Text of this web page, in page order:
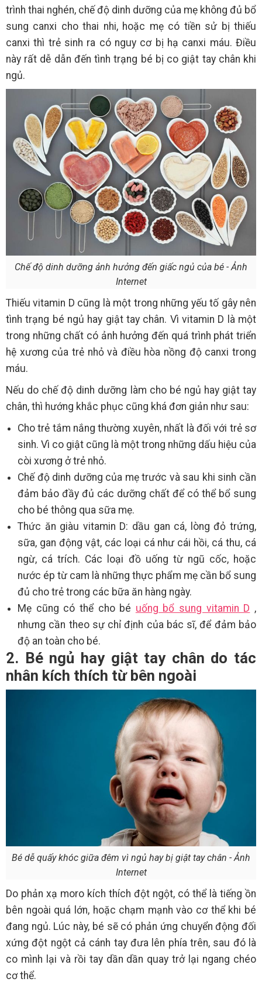
trình thai nghén, chế độ dinh dưỡng của mẹ không đủ bổ
sung canxi cho thai nhi, hoặc mẹ có tiền sử bị thiếu
canxi thì trẻ sinh ra có nguy cơ bị hạ canxi máu. Điều
này rất dễ dẫn đến tình trạng bé bị co giật tay chân khi
ngủ.
Chế độ dinh dưỡng ảnh hưởng đến giấc ngủ của bé - Ảnh
Internet
Thiếu vitamin D cũng là một trong những yếu tố gây nên
tình trạng bé ngủ hay giật tay chân. Vì vitamin D là một
trong những chất có ảnh hưởng đến quá trình phát triển
hệ xương của trẻ nhỏ và điều hòa nồng độ canxi trong
máu.
Nếu do chế độ dinh dưỡng làm cho bé ngủ hay giật tay
chân, thì hướng khắc phục cũng khá đơn giản như sau:
Cho trẻ tắm nắng thường xuyên, nhất là đối với trẻ sơ
sinh. Vì co giật cũng là một trong những dấu hiệu của
còi xương ở trẻ nhỏ.
Chế độ dinh dưỡng của mẹ trước và sau khi sinh cần
đảm bảo đầy đủ các dưỡng chất để có thể bổ sung
cho bé thông qua sữa mẹ.
Thức ăn giàu vitamin D: dầu gan cá, lòng đỏ trứng,
sữa, gan động vật, các loại cá như cái hồi, cá thu, cá
ngừ, cá trích. Các loại đồ uống từ ngũ cốc, hoặc
nước ép từ cam là những thực phẩm mẹ cần bổ sung
đủ cho trẻ trong các bữa ăn hàng ngày.
Mẹ cũng có thể cho bé uống bổ sung vitamin D ,
nhưng cần theo sự chỉ định của bác sĩ, để đảm bảo
độ an toàn cho bé.
2. Bé ngủ hay giật tay chân do tác
nhân kích thích từ bên ngoài
Bé dễ quấy khóc giữa đêm vì ngủ hay bị giật tay chân - Ảnh
Internet
Do phản xạ moro kích thích đột ngột, có thể là tiếng ồn
bên ngoài quá lớn, hoặc chạm mạnh vào cơ thể khi bé
đang ngủ. Lúc này, bé sẽ có phản ứng chuyển động đối
xứng đột ngột cả cánh tay đưa lên phía trên, sau đó là
co mình lại và rồi tay dần dần quay trở lại ngang chéo
cơ thể.